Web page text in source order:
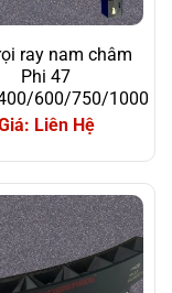
ray nam châm
Phi 47
600/750/1000
Liên Hệ